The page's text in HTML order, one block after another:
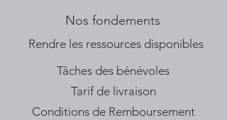
Nos fondements
​Rendre les ressources disponibles
Tâches des bénévoles
Tarif de livraison
Conditions de Remboursement